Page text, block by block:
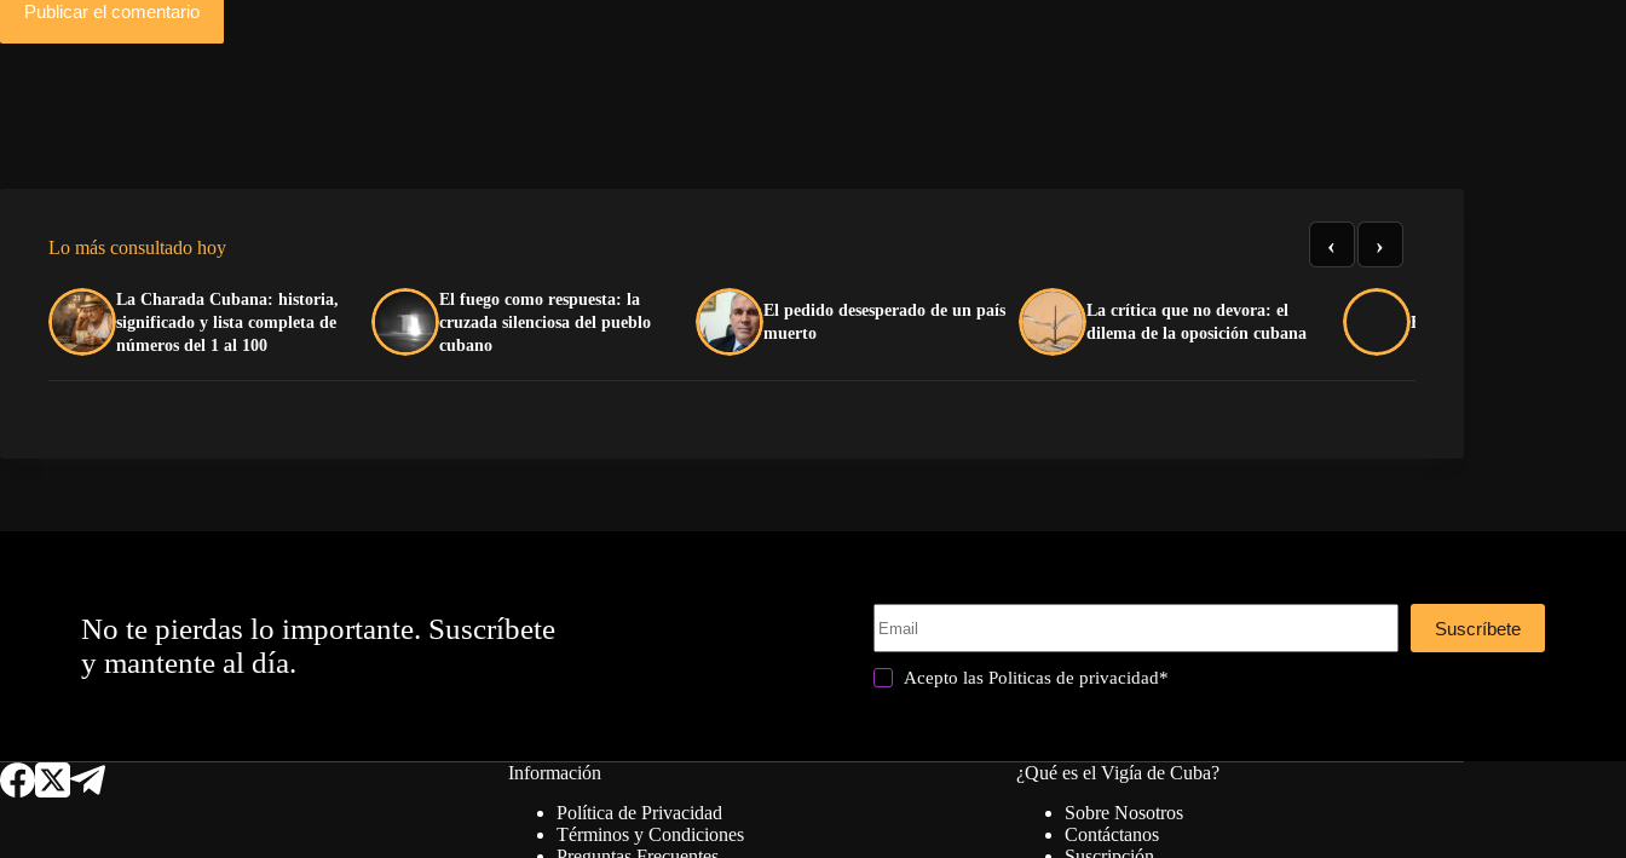
Publicar el comentario
Lo más consultado hoy
La Charada Cubana: historia,
significado y lista completa de
números del 1 al 100
El fuego como respuesta: la
cruzada silenciosa del pueblo
cubano
El pedido desesperado de un país
muerto
La crítica que no devora: el
dilema de la oposición cubana
Buche y pluma na’má
‹ ›
No te pierdas lo importante. Suscríbete
y mantente al día.
Suscríbete
Acepto lasPoliticas de privacidad*
Información
Política de Privacidad
Términos y Condiciones
¿Qué es el Vigía de Cuba?
Sobre Nosotros
Contáctanos